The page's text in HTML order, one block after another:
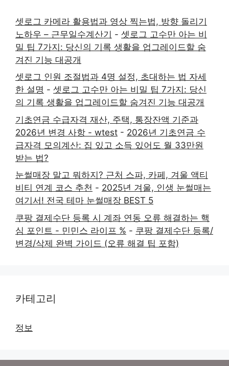
셋로그 카메라 활용법과 영상 찍는법, 방향 돌리기
노하우 – 근무일수계산기 - 셋로그 고수만 아는 비
밀 팁 7가지: 당신의 기록 생활을 업그레이드할 숨
겨진 기능 대공개
셋로그 인원 조절법과 4명 설정, 초대하는 법 자세
한 설명 - 셋로그 고수만 아는 비밀 팁 7가지: 당신
의 기록 생활을 업그레이드할 숨겨진 기능 대공개
기초연금 수급자격 재산, 주택, 통장잔액 기준과
2026년 변경 사항 - wtest - 2026년 기초연금 수
급자격 모의계산: 집 있고 소득 있어도 월 33만원
받는 법?
눈썰매장 말고 뭐하지? 근처 스파, 카페, 겨울 액티
비티 연계 코스 추천 - 2025년 겨울, 인생 눈썰매는
여기서! 전국 테마 눈썰매장 BEST 5
쿠팡 결제수단 등록 시 계좌 연동 오류 해결하는 핵
심 포인트 - 민민스 라이프 % - 쿠팡 결제수단 등록/
변경/삭제 완벽 가이드 (오류 해결 팁 포함)
카테고리
정보